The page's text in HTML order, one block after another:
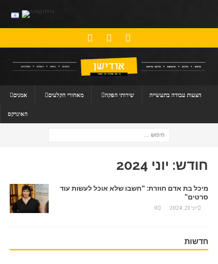
אמנים מאחורי הקלעים שירותי הפקה הצעות עבודה בתעשייה
האינדקס
חודש: יוני 2024
מיכל בת אדם חוזרת: “חשבו שלא אוכל לעשות עוד
סרטים”
יוני 21, 2024 0
חדשות